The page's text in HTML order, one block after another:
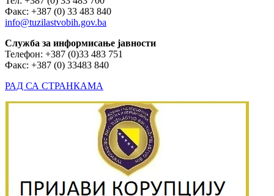
Факс: +387 (0) 33 483 840
info@tuzilastvobih.gov.ba
Служба за информисање јавности
Телефон: +387 (0)33 483 751
Факс: +387 (0) 33483 840
РАД СА СТРАНКАМА